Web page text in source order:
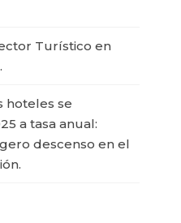
Turístico en
hoteles se
a tasa anual:
descenso en el